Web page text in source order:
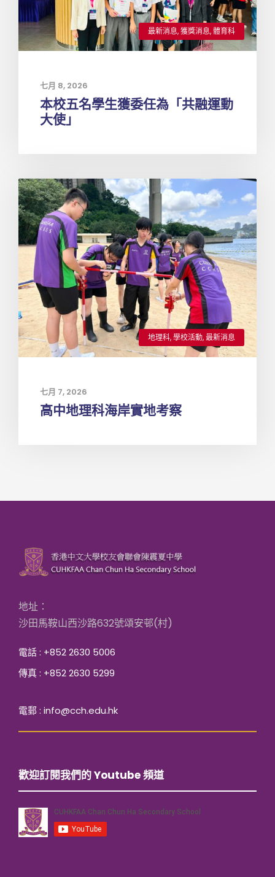
最新消息,獲獎消息,體育科
七月 8, 2026
本校五名學生獲委任為「共融運動
大使」
地理科,學校活動,最新消息
七月 7, 2026
高中地理科海岸實地考察
地址：
沙田馬鞍山西沙路632號頌安邨(村)
電話 : +852 2630 5006
傳真 : +852 2630 5299
電郵 : info@cch.edu.hk
歡迎訂閱我們的 Youtube 頻道